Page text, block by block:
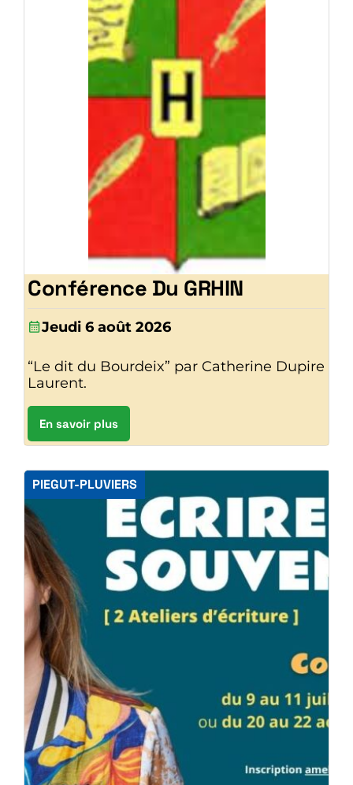
Conférence Du GRHIN
Jeudi 6 août 2026
“Le dit du Bourdeix” par Catherine Dupire
Laurent.
En savoir plus
PIEGUT-PLUVIERS